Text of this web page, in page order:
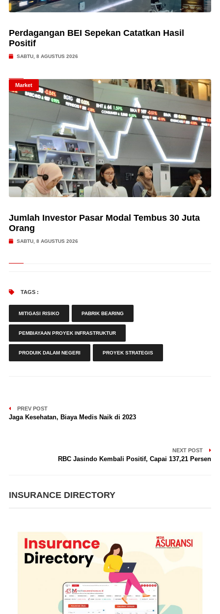
Perdagangan BEI Sepekan Catatkan Hasil
Positif
SABTU, 8 AGUSTUS 2026
Market
Jumlah Investor Pasar Modal Tembus 30 Juta
Orang
SABTU, 8 AGUSTUS 2026
TAGS :
MITIGASI RISIKO PABRIK BEARING
PEMBIAYAAN PROYEK INFRASTRUKTUR
PRODUIK DALAM NEGERI PROYEK STRATEGIS
PREV POST
Jaga Kesehatan, Biaya Medis Naik di 2023
NEXT POST
RBC Jasindo Kembali Positif, Capai 137,21 Persen
INSURANCE DIRECTORY